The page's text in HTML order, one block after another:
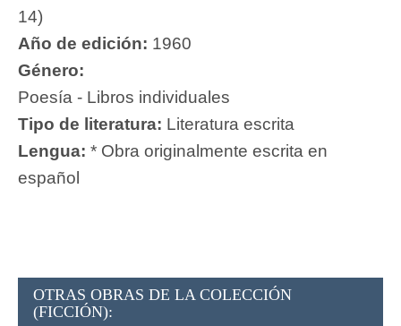
14)
Año de edición: 1960
Género:
Poesía - Libros individuales
Tipo de literatura: Literatura escrita
Lengua: * Obra originalmente escrita en
español
OTRAS OBRAS DE LA COLECCIÓN
(FICCIÓN):